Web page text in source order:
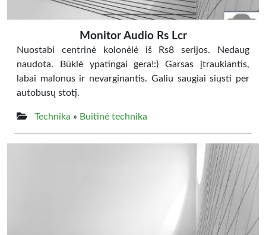
Monitor Audio Rs Lcr
Nuostabi centrinė kolonėlė iš Rs8 serijos. Nedaug
naudota. Būklė ypatingai gera!:) Garsas įtraukiantis,
labai malonus ir nevarginantis. Galiu saugiai siųsti per
autobusų stotį.
Technika » Buitinė technika